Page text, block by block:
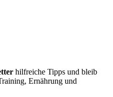
hilfreiche Tipps und bleib
Ernährung und